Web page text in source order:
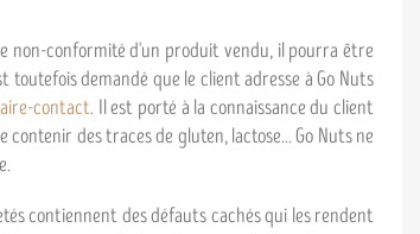
non-conformité d'un produit vendu, il pourra être
demandé que le client adresse à Go Nuts
contact. Il est porté à la connaissance du client
des traces de gluten, lactose... Go Nuts ne
contiennent des défauts cachés qui les rendent